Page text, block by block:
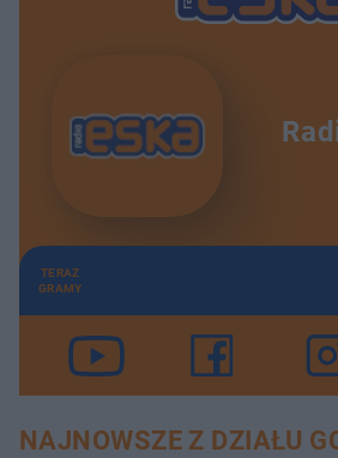
TERAZ
GRAMY
NAJNOWSZE Z DZIAŁU